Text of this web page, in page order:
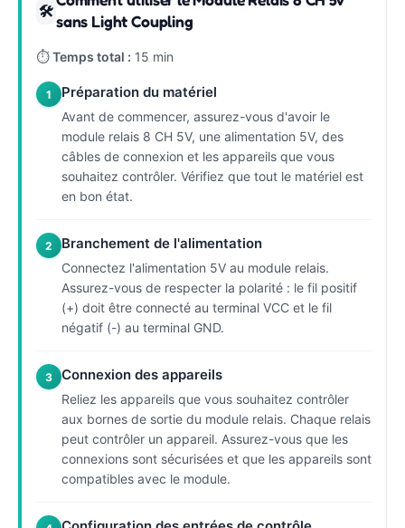
🛠
sans Light Coupling
⏱Temps total : 15 min
1 Préparation du matériel
Avant de commencer, assurez-vous d'avoir le
module relais 8 CH 5V, une alimentation 5V, des
câbles de connexion et les appareils que vous
souhaitez contrôler. Vérifiez que tout le matériel est
en bon état.
2 Branchement de l'alimentation
Connectez l'alimentation 5V au module relais.
Assurez-vous de respecter la polarité : le fil positif
(+) doit être connecté au terminal VCC et le fil
négatif (-) au terminal GND.
3 Connexion des appareils
Reliez les appareils que vous souhaitez contrôler
aux bornes de sortie du module relais. Chaque relais
peut contrôler un appareil. Assurez-vous que les
connexions sont sécurisées et que les appareils sont
compatibles avec le module.